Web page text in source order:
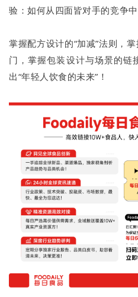
验：如何从四面皆对手的竞争
掌握配方设计的“加减”法则，
门，掌握包装设计与场景的链
出“年轻人饮食的未来”！